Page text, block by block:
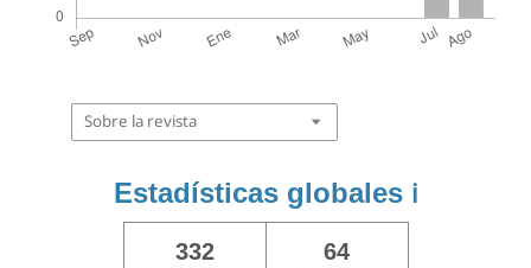
Sobre la revista
Estadísticas globales ℹ️
332 64